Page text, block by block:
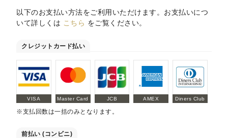
以下のお支払い方法をご利用いただけます。お支払いにつ
いて詳しくは こちら をご覧ください。
クレジットカード払い
VISA Master Card JCB AMEX Diners Club
※支払回数は一括のみとなります。
前払い (コンビニ)